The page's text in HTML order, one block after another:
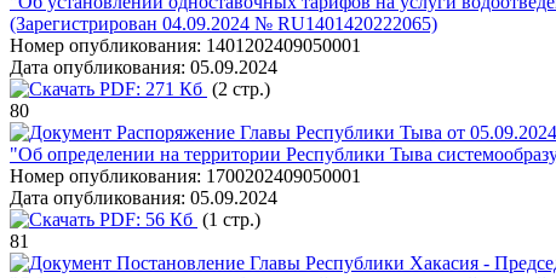
(Зарегистрирован 04.09.2024 № RU1401420222065)
Номер опубликования: 1401202409050001
Дата опубликования: 05.09.2024
PDF: 271 Кб (2 стр.)
80
Распоряжение Главы Республики Тыва от
"Об определении на территории Республики Тыва
Номер опубликования: 1700202409050001
Дата опубликования: 05.09.2024
PDF: 56 Кб (1 стр.)
81
Постановление Главы Республики Хакасия -